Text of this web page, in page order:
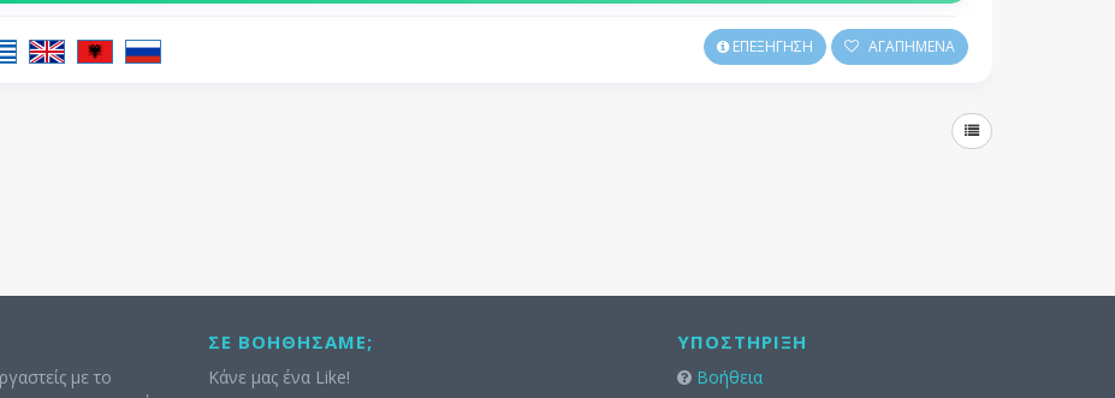
ΕΠΕΞΗΓΗΣΗ ΑΓΑΠΗΜΕΝΑ
με το
ΣΕ ΒΟΗΘΉΣΑΜΕ;
Κάνε μας ένα Like!
ΥΠΟΣΤΉΡΙΞΗ
Βοήθεια